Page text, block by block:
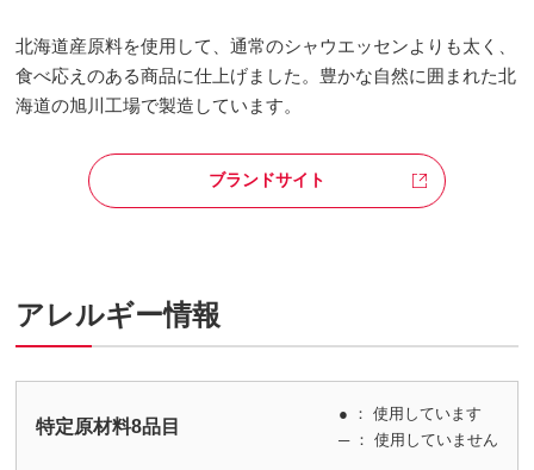
北海道産原料を使用して、通常のシャウエッセンよりも太く、
食べ応えのある商品に仕上げました。豊かな自然に囲まれた北
海道の旭川工場で製造しています。
ブランドサイト
アレルギー情報
特定原材料8品目
● ： 使用しています
─ ： 使用していません